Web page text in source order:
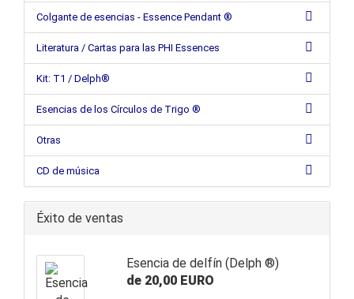
Colgante de esencias - Essence Pendant ®
Literatura / Cartas para las PHI Essences
Kit: T1 / Delph®
Esencias de los Círculos de Trigo ®
Otras
CD de música
Éxito de ventas
Esencia de delfín (Delph ®)
de 20,00 EURO